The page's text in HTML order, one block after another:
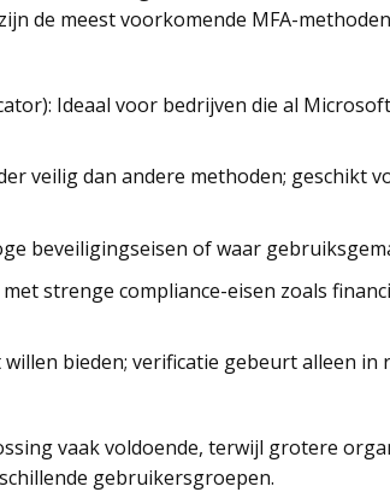
de meest voorkomende MFA-
Ideaal voor bedrijven die al
veilig dan andere methoden; geschikt
beveiligingseisen of waar
strenge compliance-eisen zoals
bieden; verificatie gebeurt alleen in
vaak voldoende, terwijl grotere
gebruikersgroepen.